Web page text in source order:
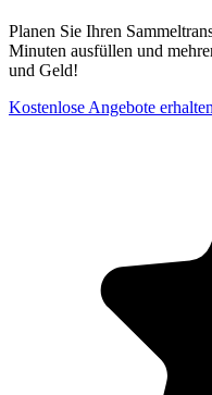
Planen Sie Ihren
Minuten ausfüllen und
und Geld!
Kostenlose Angebote